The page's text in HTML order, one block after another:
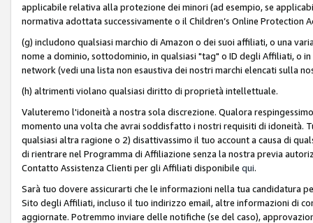
applicabile relativa alla protezione dei minori (ad esempio, se
normativa adottata successivamente o il Children’s Online Protection
(g) includono qualsiasi marchio di Amazon o dei suoi affiliati, o una
nome a dominio, sottodominio, in qualsiasi "tag" o ID degli Affiliati, o
network (vedi una lista non esaustiva dei nostri marchi elencati sulla
(h) altrimenti violano qualsiasi diritto di proprietà intellettuale.
Valuteremo l'idoneità a nostra sola discrezione. Qualora
momento una volta che avrai soddisfatto i nostri requisiti di idoneità.
qualsiasi altra ragione o 2) disattivassimo il tuo account a causa di
di rientrare nel Programma di Affiliazione senza la nostra previa
Contatto Assistenza Clienti per gli Affiliati disponibile qui.
Sarà tuo dovere assicurarti che le informazioni nella tua candidatura
Sito degli Affiliati, incluso il tuo indirizzo email, altre informazioni di
aggiornate. Potremmo inviare delle notifiche (se del caso),